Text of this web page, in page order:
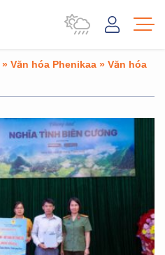
» Văn hóa Phenikaa » Văn hóa